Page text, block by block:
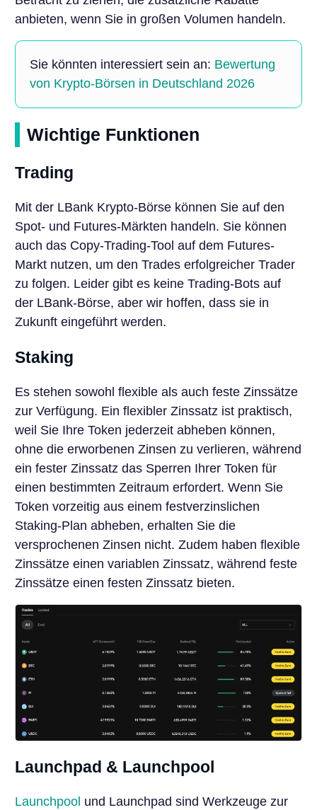
anbieten, wenn Sie in großen Volumen handeln.
Sie könnten interessiert sein an: Bewertung
von Krypto-Börsen in Deutschland 2026
Wichtige Funktionen
Trading
Mit der LBank Krypto-Börse können Sie auf den
Spot- und Futures-Märkten handeln. Sie können
auch das Copy-Trading-Tool auf dem Futures-
Markt nutzen, um den Trades erfolgreicher Trader
zu folgen. Leider gibt es keine Trading-Bots auf
der LBank-Börse, aber wir hoffen, dass sie in
Zukunft eingeführt werden.
Staking
Es stehen sowohl flexible als auch feste Zinssätze
zur Verfügung. Ein flexibler Zinssatz ist praktisch,
weil Sie Ihre Token jederzeit abheben können,
ohne die erworbenen Zinsen zu verlieren, während
ein fester Zinssatz das Sperren Ihrer Token für
einen bestimmten Zeitraum erfordert. Wenn Sie
Token vorzeitig aus einem festverzinslichen
Staking-Plan abheben, erhalten Sie die
versprochenen Zinsen nicht. Zudem haben flexible
Zinssätze einen variablen Zinssatz, während feste
Zinssätze einen festen Zinssatz bieten.
Launchpad & Launchpool
Launchpool und Launchpad sind Werkzeuge zur